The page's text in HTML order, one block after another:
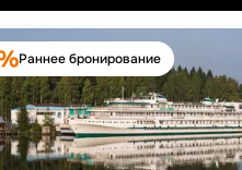
Раннее бронирование